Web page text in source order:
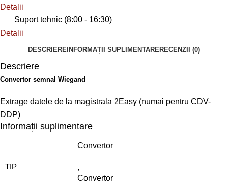
Detalii
Suport tehnic (8:00 - 16:30)
Detalii
DESCRIERE INFORMAȚII SUPLIMENTARERECENZII (0)
Descriere
Convertor semnal Wiegand
Extrage datele de la magistrala 2Easy (numai pentru CDV-
DDP)
Informații suplimentare
TIP
Convertor
,
Convertor